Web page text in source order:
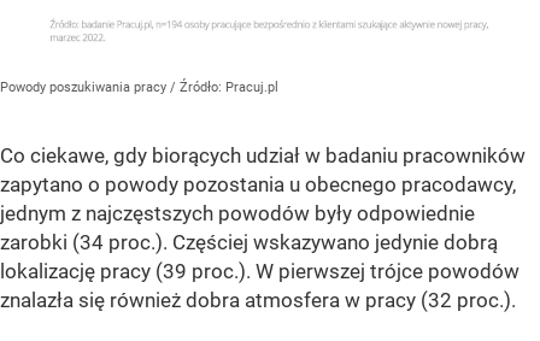
Powody poszukiwania pracy / Źródło: Pracuj.pl
Co ciekawe, gdy biorących udział w badaniu pracowników
zapytano o powody pozostania u obecnego pracodawcy,
jednym z najczęstszych powodów były odpowiednie
zarobki (34 proc.). Częściej wskazywano jedynie dobrą
lokalizację pracy (39 proc.). W pierwszej trójce powodów
znalazła się również dobra atmosfera w pracy (32 proc.).